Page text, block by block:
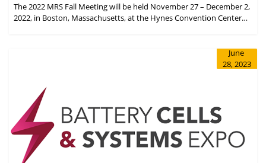
The 2022 MRS Fall Meeting will be held November 27 – December 2,
2022, in Boston, Massachusetts, at the Hynes Convention Center
June
28, 2023